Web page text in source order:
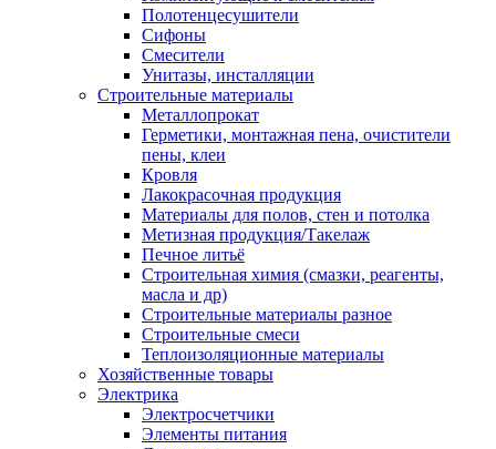
Полотенцесушители
Сифоны
Смесители
Унитазы, инсталляции
Строительные материалы
Металлопрокат
Герметики, монтажная пена, очистители
пены, клеи
Кровля
Лакокрасочная продукция
Материалы для полов, стен и потолка
Метизная продукция/Такелаж
Печное литьё
Строительная химия (смазки, реагенты,
масла и др)
Строительные материалы разное
Строительные смеси
Теплоизоляционные материалы
Хозяйственные товары
Электрика
Электросчетчики
Элементы питания